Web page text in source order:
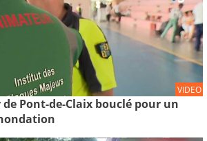
VIDEO
Pont-de-Claix bouclé pour un